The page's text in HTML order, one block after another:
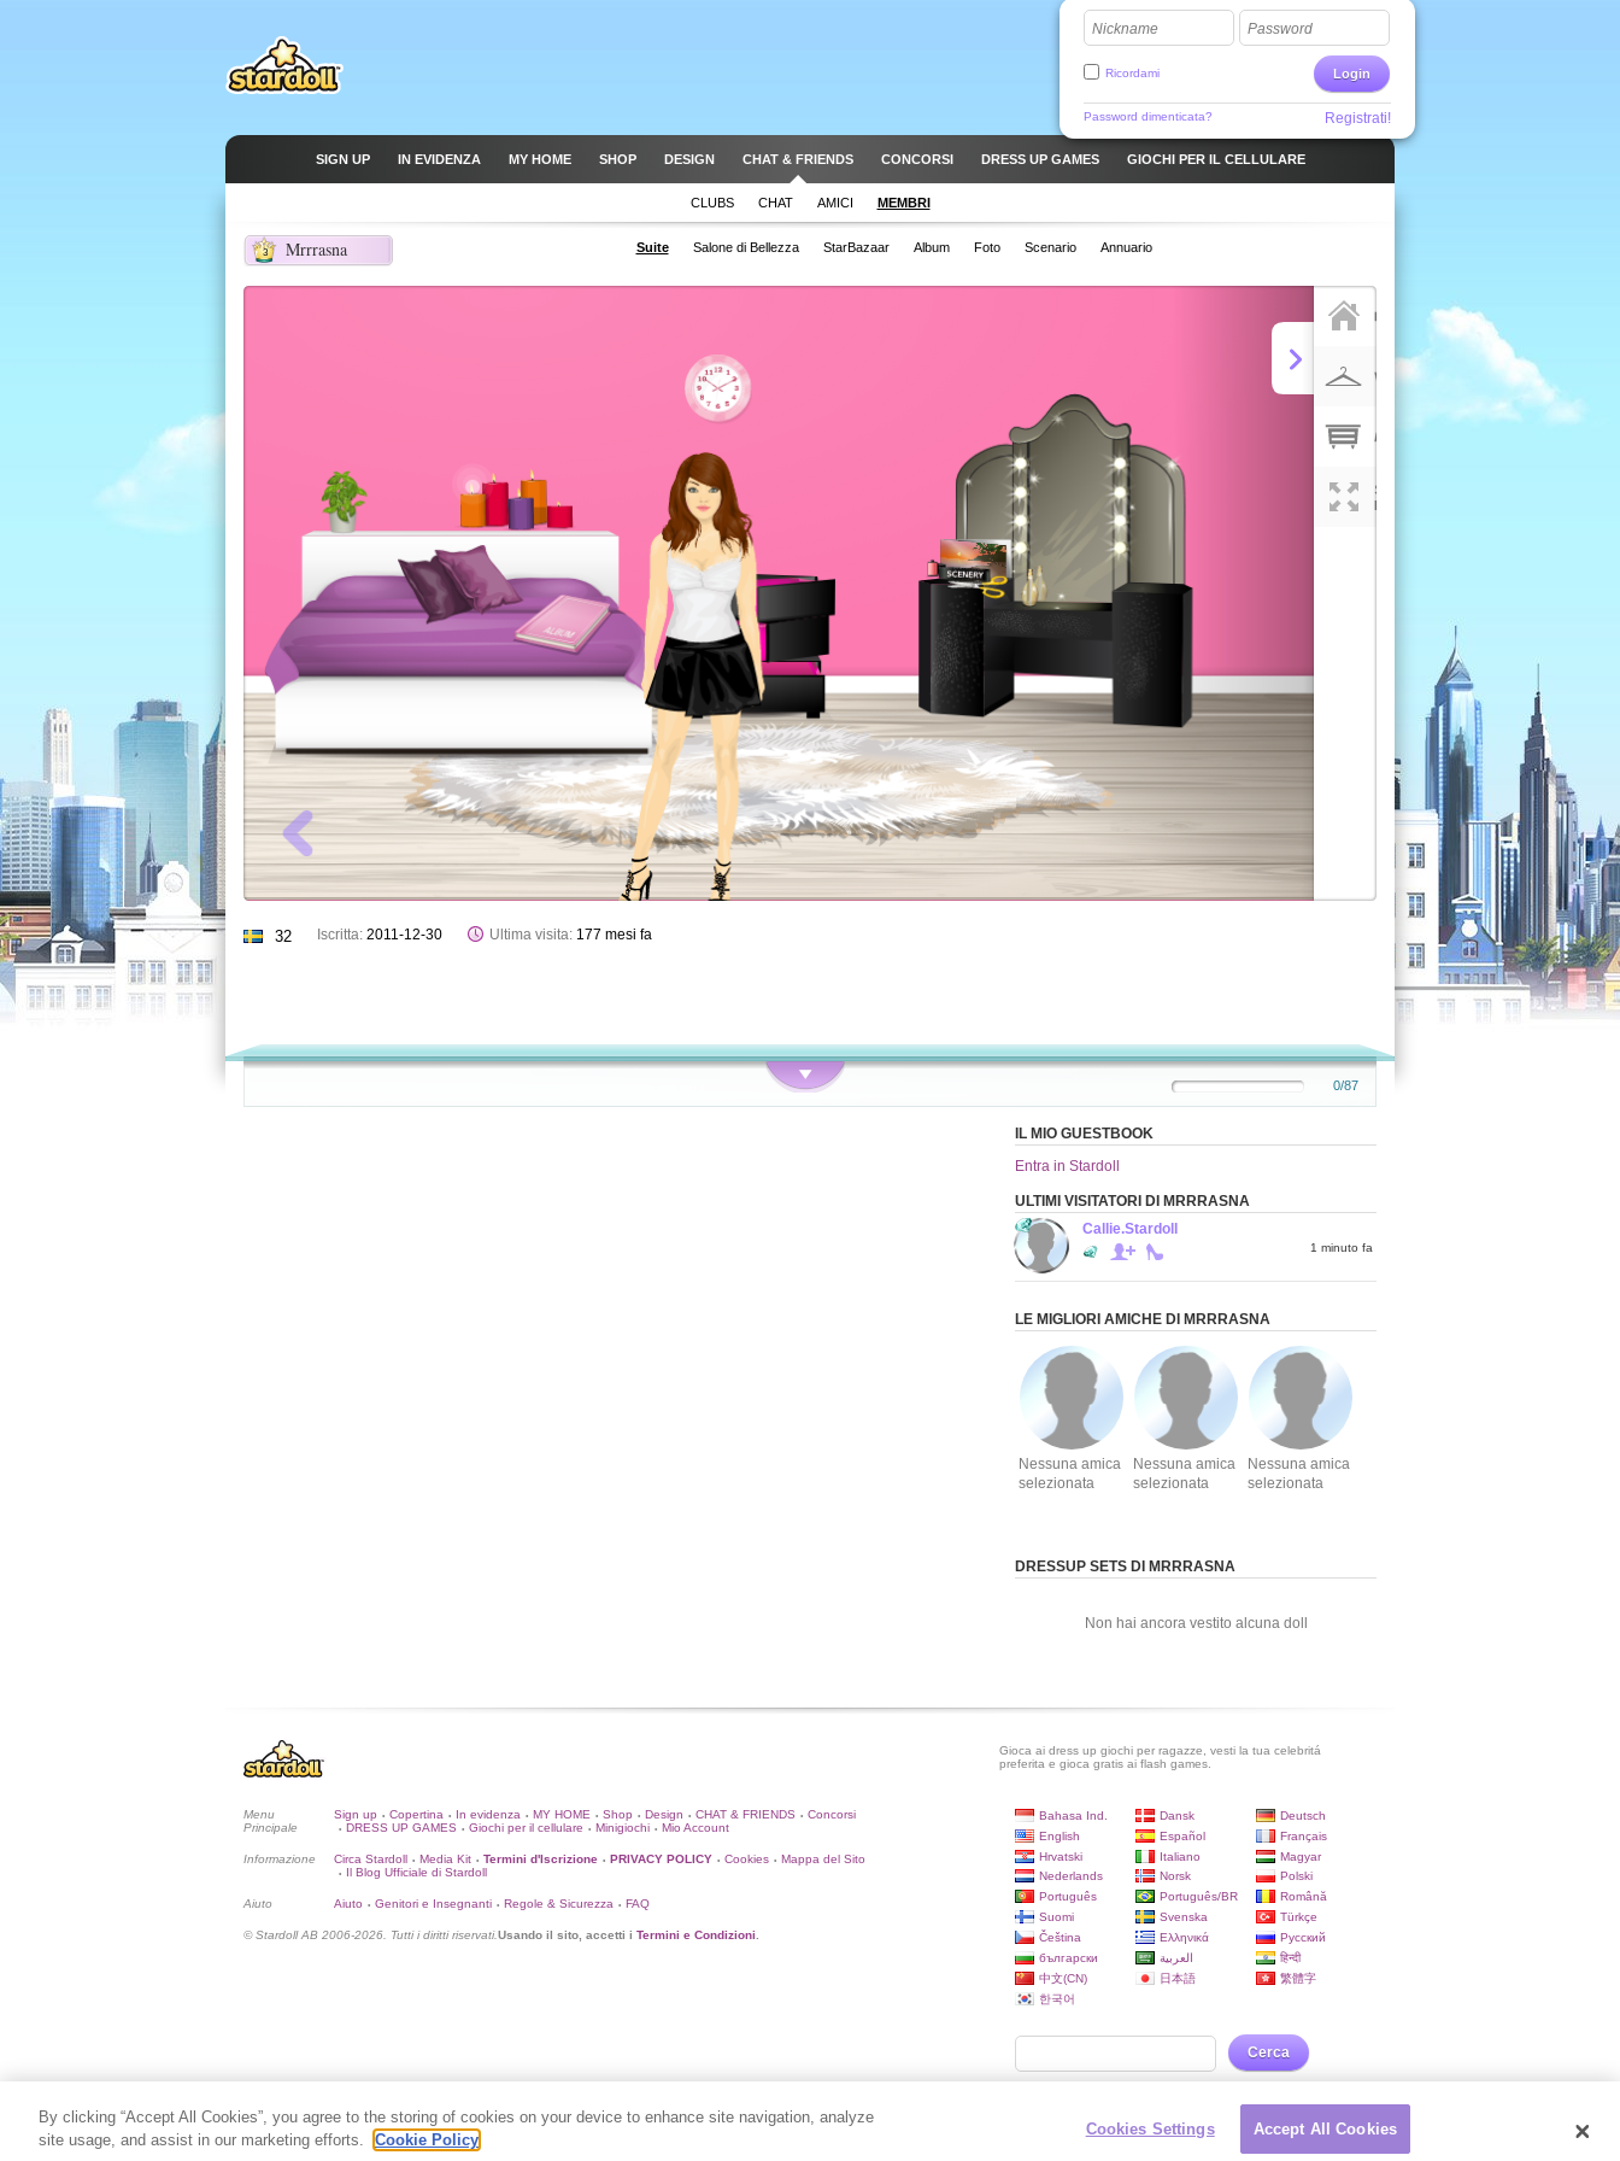
Nickname Password
Login
Ricordami
Password dimenticata? Registrati!
SIGN UP IN EVIDENZA MY HOME SHOP DESIGN CHAT & FRIENDS CONCORSI DRESS UP GAMES GIOCHI PER IL CELLULARE
CLUBS CHAT AMICI MEMBRI
Mrrrasna
3 Suite Salone di Bellezza StarBazaar Album Foto Scenario Annuario
32 Iscritta: 2011-12-30 Ultima visita: 177 mesi fa
0/87
IL MIO GUESTBOOK
Entra in Stardoll
ULTIMI VISITATORI DI MRRRASNA
Callie.Stardoll
1 minuto fa
LE MIGLIORI AMICHE DI MRRRASNA
Nessuna amica
selezionata
Nessuna amica
selezionata
Nessuna amica
selezionata
DRESSUP SETS DI MRRRASNA
Non hai ancora vestito alcuna doll
Gioca ai dress up giochi per ragazze, vesti la tua celebritá
preferita e gioca gratis ai flash games.
Menu
Principale
Sign up • Copertina • In evidenza • MY HOME • Shop • Design • CHAT & FRIENDS • Concorsi
• DRESS UP GAMES • Giochi per il cellulare • Minigiochi • Mio Account
Informazione Circa Stardoll • Media Kit • Termini d'Iscrizione • PRIVACY POLICY • Cookies • Mappa del Sito
• Il Blog Ufficiale di Stardoll
Aiuto Aiuto • Genitori e Insegnanti • Regole & Sicurezza • FAQ
© Stardoll AB 2006-2026. Tutti i diritti riservati.Usando il sito, accetti i Termini e Condizioni
Bahasa Ind. Dansk
Deutsch
English
Español
Français
Hrvatski
Italiano
Magyar
Nederlands
Norsk
Polski
Português
Português/BR
Română
Suomi
Svenska
Türkçe
Čeština
Ελληνικά
Русский
български
العربية
हिन्दी
中文(CN)
日本語
繁體字
한국어
Cerca
By clicking “Accept All Cookies”, you agree to the storing of cookies on your device to enhance site navigation, analyze
site usage, and assist in our marketing efforts.
Cookie Policy
Cookies Settings Accept All Cookies